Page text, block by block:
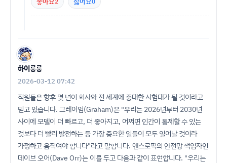
하이룽룽
2026-03-12 07:42
직원들은 향후 몇 년이 회사와 전 세계에 중대한 시험대가 될 것이라고
믿고 있습니다. 그레이엄(Graham)은 "우리는 2026년부터 2030년
사이에 모델이 더 빠르고, 더 좋아지고, 어쩌면 인간이 통제할 수 있는
것보다 더 빨리 발전하는 등 가장 중요한 일들이 모두 일어날 것이라
가정하고 움직여야 합니다"라고 말합니다. 앤스로픽의 안전망 책임자인
데이브 오어(Dave Orr)는 이를 두고 다음과 같이 표현합니다. "우리는